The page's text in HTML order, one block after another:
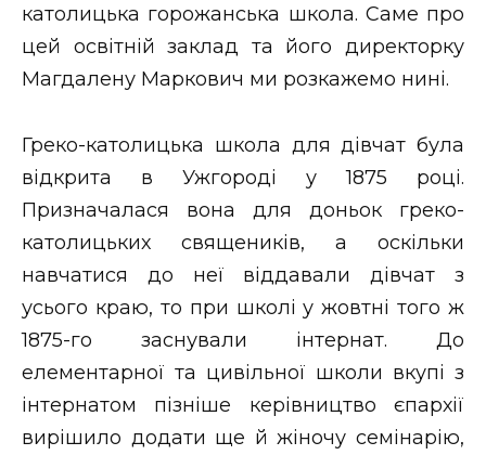
католицька горожанська школа. Саме про
цей освітній заклад та його директорку
Магдалену Маркович ми розкажемо нині.
Греко-католицька школа для дівчат була
відкрита в Ужгороді у 1875 році.
Призначалася вона для доньок греко-
католицьких священиків, а оскільки
навчатися до неї віддавали дівчат з
усього краю, то при школі у жовтні того ж
1875-го заснували інтернат. До
елементарної та цивільної школи вкупі з
інтернатом пізніше керівництво єпархії
вирішило додати ще й жіночу семінарію,